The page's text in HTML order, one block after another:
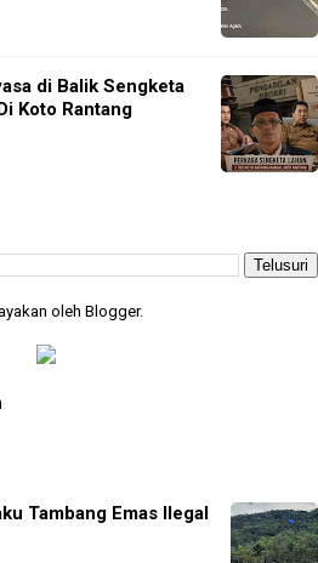
di Balik Sengketa
Koto Rantang
oleh Blogger.
Tambang Emas Ilegal